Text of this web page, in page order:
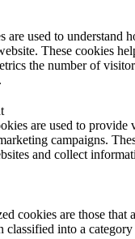
are used to understand
These cookies
the number of
are used to provide
campaigns.
and collect
cookies are those that
classified into a category